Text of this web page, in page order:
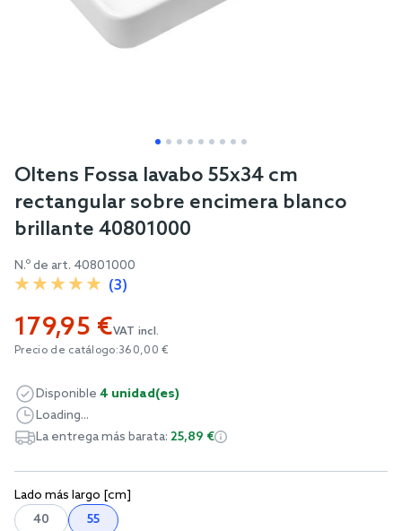
Skip
beginning
of
the
gallery
Oltens Fossa lavabo 55x34 cm
rectangular sobre encimera blanco
brillante 40801000
N.º de art. 40801000
(3)
179,95 €VAT incl.
Precio de catálogo:360,00 €
Lado más largo [cm]
40
55
Disponible 4 unidad(es)
Loading...
La entrega más barata: 25,89 €